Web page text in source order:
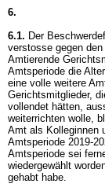
6.
6.1. Der
verstosse gegen
Amtierende
Amtsperiode die
eine volle weitere
Gerichtsmitglieder,
vollendet hätten,
weiterrichten wolle,
Amt als Kolleginnen
Amtsperiode 2019-
Amtsperiode sei
wiedergewählt
gehabt habe.